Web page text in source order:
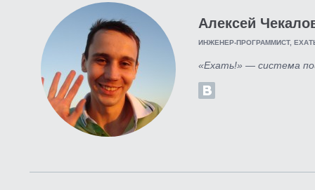
Алексей
ИНЖЕНЕР-ПРОГРАММИСТ,
«Ехать!» — система